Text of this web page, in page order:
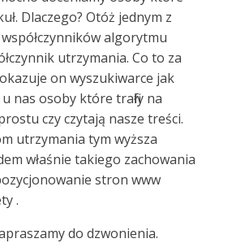
Dlaczego? Otóż jednym z
algorytmu
utrzymania. Co to za
on wyszukiwarce jak
nas osoby które trafiły na
czy czytają nasze treści.
utrzymania tym wyższa
właśnie takiego zachowania
stron www
.
do dzwonienia.